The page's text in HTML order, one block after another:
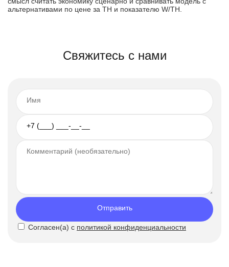
альтернативами по цене за TH и показателю W/TH.
Свяжитесь с нами
Отправить
Согласен(а) с политикой конфиденциальности